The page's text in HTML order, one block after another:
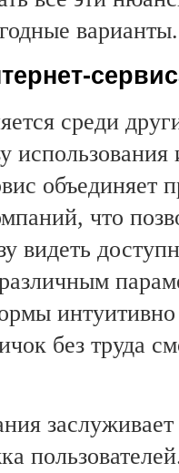
варианты.
среди
объединяет
что
видеть
без труда
заслуживает